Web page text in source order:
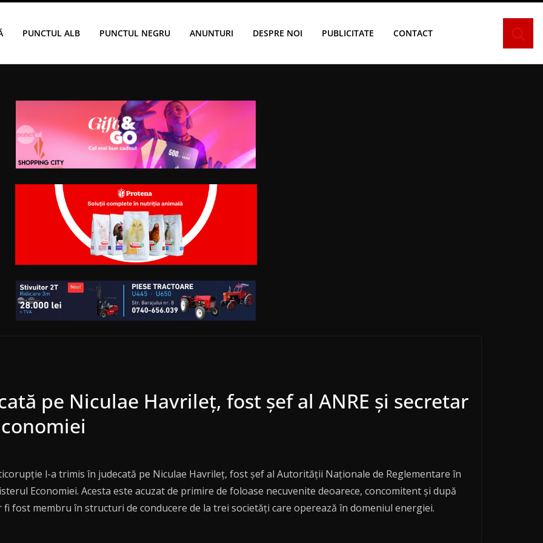
PUNCTUL ALB PUNCTUL NEGRU ANUNTURI DESPRE NOI PUBLICITATE CONTACT
pe Niculae Havrileț, fost șef al ANRE și secretar
l-a trimis în judecată pe Niculae Havrileț, fost șef al Autorității Naționale de Reglementare în
Economiei. Acesta este acuzat de primire de foloase necuvenite deoarece, concomitent și după
fost membru în structuri de conducere de la trei societăți care operează în domeniul energiei.